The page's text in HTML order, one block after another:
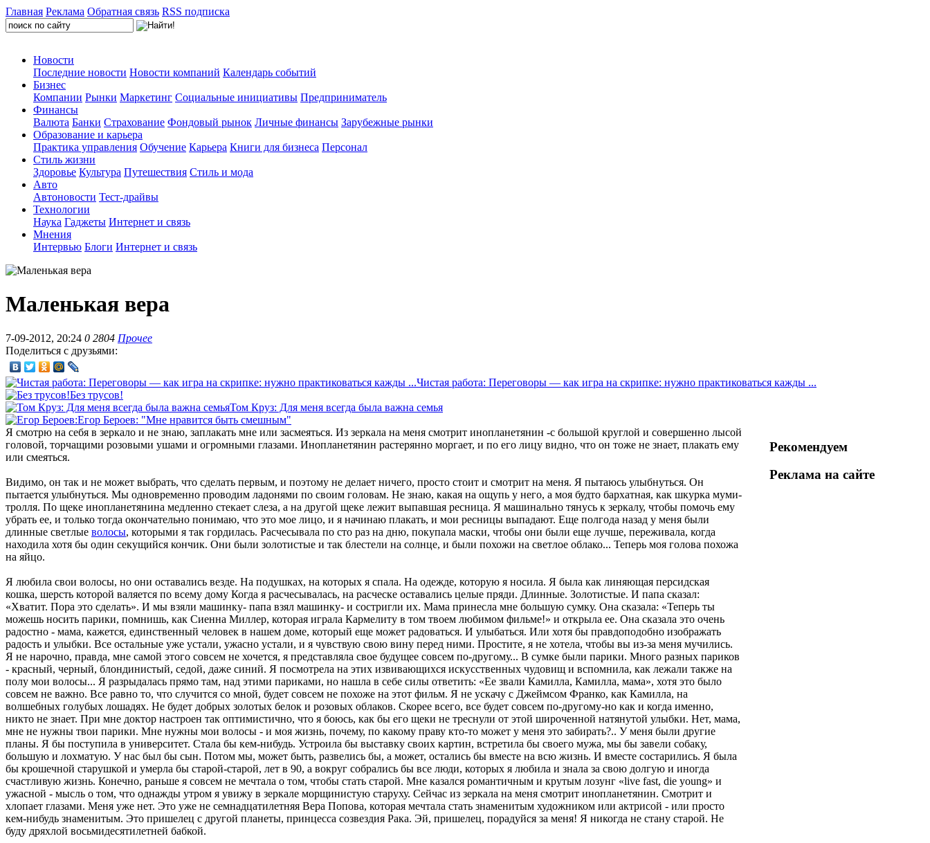
Главная Реклама Обратная связь RSS подписка
Новости
Последние новости Новости компаний Календарь событий
Бизнес
Компании Рынки Маркетинг Социальные инициативы Предприниматель
Финансы
Валюта Банки Страхование Фондовый рынок Личные финансы Зарубежные рынки
Образование и карьера
Практика управления Обучение Карьера Книги для бизнеса Персонал
Стиль жизни
Здоровье Культура Путешествия Стиль и мода
Авто
Автоновости Тест-драйвы
Технологии
Наука Гаджеты Интернет и связь
Мнения
Интервью Блоги Интернет и связь
Маленькая вера
7-09-2012, 20:24 0 2804 Прочее
Поделиться с друзьями:
Чистая работа: Переговоры — как игра на скрипке: нужно практиковаться кажды ...
Без трусов!
Том Круз: Для меня всегда была важна семья
Егор Бероев: "Мне нравится быть смешным"
Я смотрю на себя в зеркало и не знаю, заплакать мне или засмеяться. Из зеркала на меня смотрит инопланетянин -с большой круглой и совершенно лысой
головой, торчащими розовыми ушами и огромными глазами. Инопланетянин растерянно моргает, и по его лицу видно, что он тоже не знает, плакать ему
или смеяться.
Видимо, он так и не может выбрать, что сделать первым, и поэтому не делает ничего, просто стоит и смотрит на меня. Я пытаюсь улыбнуться. Он
пытается улыбнуться. Мы одновременно проводим ладонями по своим головам. Не знаю, какая на ощупь у него, а моя будто бархатная, как шкурка муми-
тролля. По щеке инопланетянина медленно стекает слеза, а на другой щеке лежит выпавшая ресница. Я машинально тянусь к зеркалу, чтобы помочь ему
убрать ее, и только тогда окончательно понимаю, что это мое лицо, и я начинаю плакать, и мои ресницы выпадают. Еще полгода назад у меня были
длинные светлые волосы, которыми я так гордилась. Расчесывала по сто раз на дню, покупала маски, чтобы они были еще лучше, переживала, когда
находила хотя бы один секущийся кончик. Они были золотистые и так блестели на солнце, и были похожи на светлое облако... Теперь моя голова похожа
на яйцо.
Я любила свои волосы, но они оставались везде. На подушках, на которых я спала. На одежде, которую я носила. Я была как линяющая персидская
кошка, шерсть которой валяется по всему дому Когда я расчесывалась, на расческе оставались целые пряди. Длинные. Золотистые. И папа сказал:
«Хватит. Пора это сделать». И мы взяли машинку- папа взял машинку- и состригли их. Мама принесла мне большую сумку. Она сказала: «Теперь ты
можешь носить парики, помнишь, как Сиенна Миллер, которая играла Кармелиту в том твоем любимом фильме!» и открыла ее. Она сказала это очень
радостно - мама, кажется, единственный человек в нашем доме, который еще может радоваться. И улыбаться. Или хотя бы правдоподобно изображать
радость и улыбки. Все остальные уже устали, ужасно устали, и я чувствую свою вину перед ними. Простите, я не хотела, чтобы вы из-за меня мучились.
Я не нарочно, правда, мне самой этого совсем не хочется, я представляла свое будущее совсем по-другому... В сумке были парики. Много разных париков
- красный, черный, блондинистый, седой, даже синий. Я посмотрела на этих извивающихся искусственных чудовищ и вспомнила, как лежали также на
полу мои волосы... Я разрыдалась прямо там, над этими париками, но нашла в себе силы ответить: «Ее звали Камилла, Камилла, мама», хотя это было
совсем не важно. Все равно то, что случится со мной, будет совсем не похоже на этот фильм. Я не ускачу с Джеймсом Франко, как Камилла, на
волшебных голубых лошадях. Не будет добрых золотых белок и розовых облаков. Скорее всего, все будет совсем по-другому-но как и когда именно,
никто не знает. При мне доктор настроен так оптимистично, что я боюсь, как бы его щеки не треснули от этой широченной натянутой улыбки. Нет, мама,
мне не нужны твои парики. Мне нужны мои волосы - и моя жизнь, почему, по какому праву кто-то может у меня это забирать?.. У меня были другие
планы. Я бы поступила в университет. Стала бы кем-нибудь. Устроила бы выставку своих картин, встретила бы своего мужа, мы бы завели собаку,
большую и лохматую. У нас был бы сын. Потом мы, может быть, развелись бы, а может, остались бы вместе на всю жизнь. И вместе состарились. Я была
бы крошечной старушкой и умерла бы старой-старой, лет в 90, а вокруг собрались бы все люди, которых я любила и знала за свою долгую и иногда
счастливую жизнь. Конечно, раньше я совсем не мечтала о том, чтобы стать старой. Мне казался романтичным и крутым лозунг «live fast, die young» и
ужасной - мысль о том, что однажды утром я увижу в зеркале морщинистую старуху. Сейчас из зеркала на меня смотрит инопланетянин. Смотрит и
хлопает глазами. Меня уже нет. Это уже не семнадцатилетняя Вера Попова, которая мечтала стать знаменитым художником или актрисой - или просто
кем-нибудь знаменитым. Это пришелец с другой планеты, принцесса созвездия Рака. Эй, пришелец, порадуйся за меня! Я никогда не стану старой. Не
буду дряхлой восьмидесятилетней бабкой.
Рекомендуем
Реклама на сайте